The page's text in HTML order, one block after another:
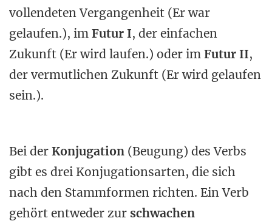
vollendeten Vergangenheit (Er war
gelaufen.), im Futur I, der einfachen
Zukunft (Er wird laufen.) oder im Futur II,
der vermutlichen Zukunft (Er wird gelaufen
sein.).
Bei der Konjugation (Beugung) des Verbs
gibt es drei Konjugationsarten, die sich
nach den Stammformen richten. Ein Verb
gehört entweder zur schwachen